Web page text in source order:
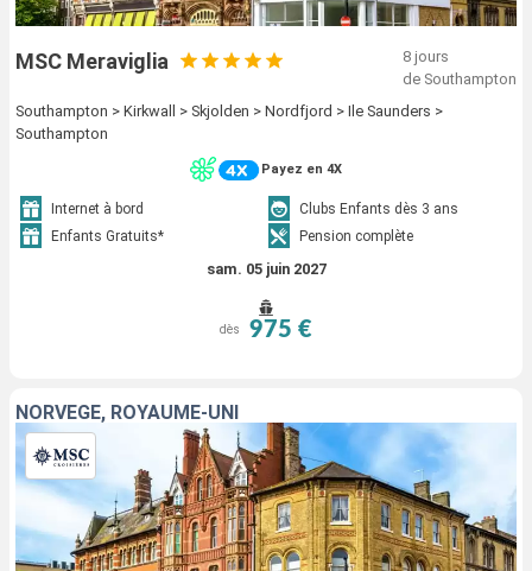
MSC Meraviglia
8 jours
de Southampton
Southampton > Kirkwall > Skjolden > Nordfjord > Ile Saunders >
Southampton
Payez en 4X
Internet à bord
Clubs Enfants dès 3 ans
Enfants Gratuits*
Pension complète
sam. 05 juin 2027
dès 975 €
NORVÈGE, ROYAUME-UNI